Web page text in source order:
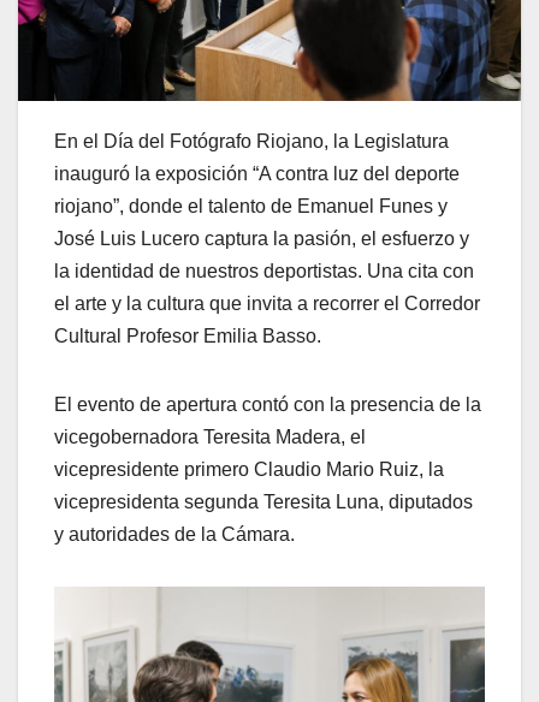
En el Día del Fotógrafo Riojano, la Legislatura
inauguró la exposición “A contra luz del deporte
riojano”, donde el talento de Emanuel Funes y
José Luis Lucero captura la pasión, el esfuerzo y
la identidad de nuestros deportistas. Una cita con
el arte y la cultura que invita a recorrer el Corredor
Cultural Profesor Emilia Basso.
El evento de apertura contó con la presencia de la
vicegobernadora Teresita Madera, el
vicepresidente primero Claudio Mario Ruiz, la
vicepresidenta segunda Teresita Luna, diputados
y autoridades de la Cámara.